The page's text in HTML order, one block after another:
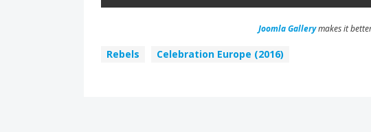
Joomla Gallerymakes it
Rebels Celebration Europe (2016)